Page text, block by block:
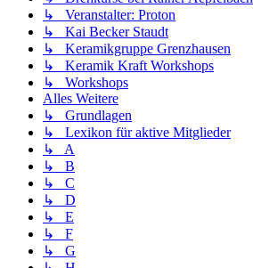
↳ Veranstalter: Proton
↳ Kai Becker Staudt
↳ Keramikgruppe Grenzhausen
↳ Keramik Kraft Workshops
↳ Workshops
Alles Weitere
↳ Grundlagen
↳ Lexikon für aktive Mitglieder
↳ A
↳ B
↳ C
↳ D
↳ E
↳ F
↳ G